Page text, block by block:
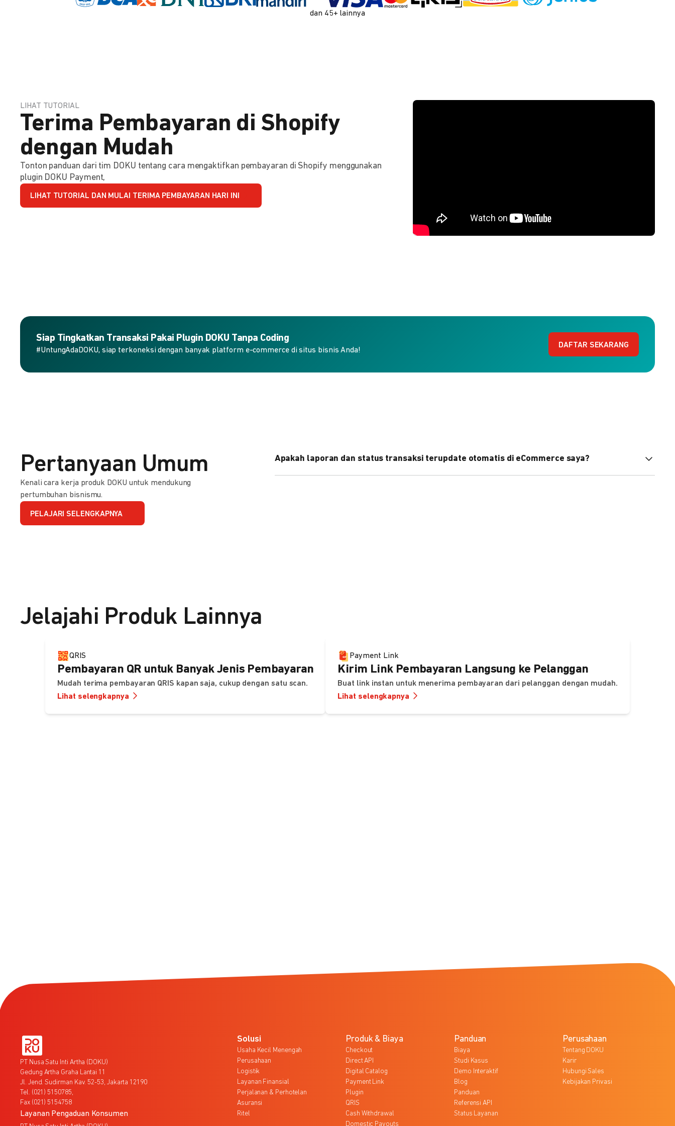
dan 45+ lainnya
LIHAT TUTORIAL
Terima Pembayaran di Shopify
dengan Mudah
Tonton panduan dari tim DOKU tentang cara mengaktifkan pembayaran di Shopify menggunakan
plugin DOKU Payment,
LIHAT TUTORIAL DAN MULAI TERIMA PEMBAYARAN HARI INI
Siap Tingkatkan Transaksi Pakai Plugin DOKU Tanpa Coding
#UntungAdaDOKU, siap terkoneksi dengan banyak platform e-commerce di situs bisnis Anda!
DAFTAR SEKARANG
Pertanyaan Umum
Kenali cara kerja produk DOKU untuk mendukung
pertumbuhan bisnismu.
PELAJARI SELENGKAPNYA
Apakah laporan dan status transaksi terupdate otomatis di eCommerce saya?
Jelajahi Produk Lainnya
QRIS
Pembayaran QR untuk Banyak Jenis Pembayaran
Mudah terima pembayaran QRIS kapan saja, cukup dengan satu scan.
Lihat selengkapnya
Payment Link
Kirim Link Pembayaran Langsung ke Pelanggan
Buat link instan untuk menerima pembayaran dari pelanggan dengan mudah.
Lihat selengkapnya
PT Nusa Satu Inti Artha (DOKU)
Gedung Artha Graha Lantai 11
Jl. Jend. Sudirman Kav. 52-53, Jakarta 12190
Tel. (021) 5150785,
Fax (021) 5154758
Layanan Pengaduan Konsumen
Solusi
Usaha Kecil Menengah
Perusahaan
Logistik
Layanan Finansial
Perjalanan & Perhotelan
Asuransi
Ritel
Produk & Biaya
Checkout
Direct API
Digital Catalog
Payment Link
Plugin
QRIS
Cash Withdrawal
Domestic Payouts
Panduan
Biaya
Studi Kasus
Demo Interaktif
Blog
Panduan
Referensi API
Status Layanan
Perusahaan
Tentang DOKU
Karir
Hubungi Sales
Kebijakan Privasi